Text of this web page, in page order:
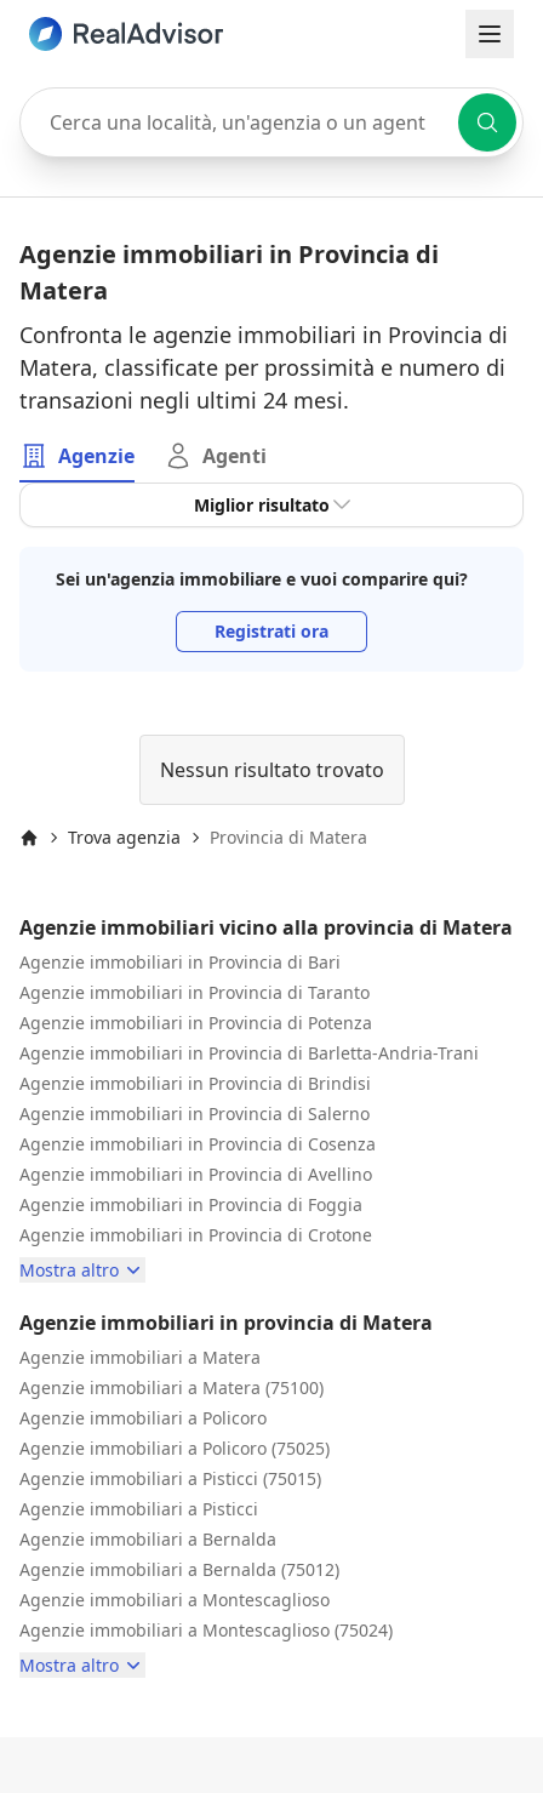
Cerca una località, un'agenzia o un agente
Agenzie immobiliari in Provincia di
Matera
Confronta le agenzie immobiliari in Provincia di
Matera, classificate per prossimità e numero di
transazioni negli ultimi 24 mesi.
Agenzie Agenti
Miglior risultato
Sei un'agenzia immobiliare e vuoi comparire qui?
Registrati ora
Nessun risultato trovato
Trova agenzia Provincia di Matera
Agenzie immobiliari vicino alla provincia di Matera
Agenzie immobiliari in Provincia di Bari
Agenzie immobiliari in Provincia di Taranto
Agenzie immobiliari in Provincia di Potenza
Agenzie immobiliari in Provincia di Barletta-Andria-Trani
Agenzie immobiliari in Provincia di Brindisi
Agenzie immobiliari in Provincia di Salerno
Agenzie immobiliari in Provincia di Cosenza
Agenzie immobiliari in Provincia di Avellino
Agenzie immobiliari in Provincia di Foggia
Agenzie immobiliari in Provincia di Crotone
Mostra altro
Agenzie immobiliari in provincia di Matera
Agenzie immobiliari a Matera
Agenzie immobiliari a Matera (75100)
Agenzie immobiliari a Policoro
Agenzie immobiliari a Policoro (75025)
Agenzie immobiliari a Pisticci (75015)
Agenzie immobiliari a Pisticci
Agenzie immobiliari a Bernalda
Agenzie immobiliari a Bernalda (75012)
Agenzie immobiliari a Montescaglioso
Agenzie immobiliari a Montescaglioso (75024)
Mostra altro